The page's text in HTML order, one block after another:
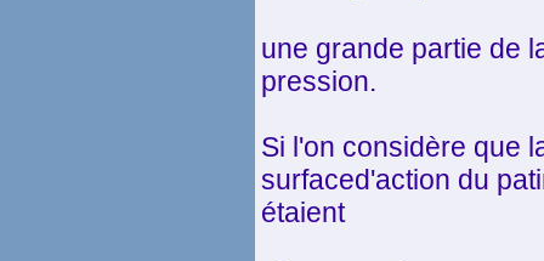
une grande partie de
pression.
Si l'on considère que
surfaced'action du
étaient